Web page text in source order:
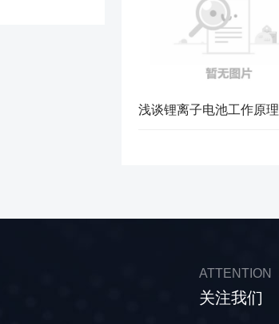
浅谈锂离子电池工作原理
ATTENTION
关注我们